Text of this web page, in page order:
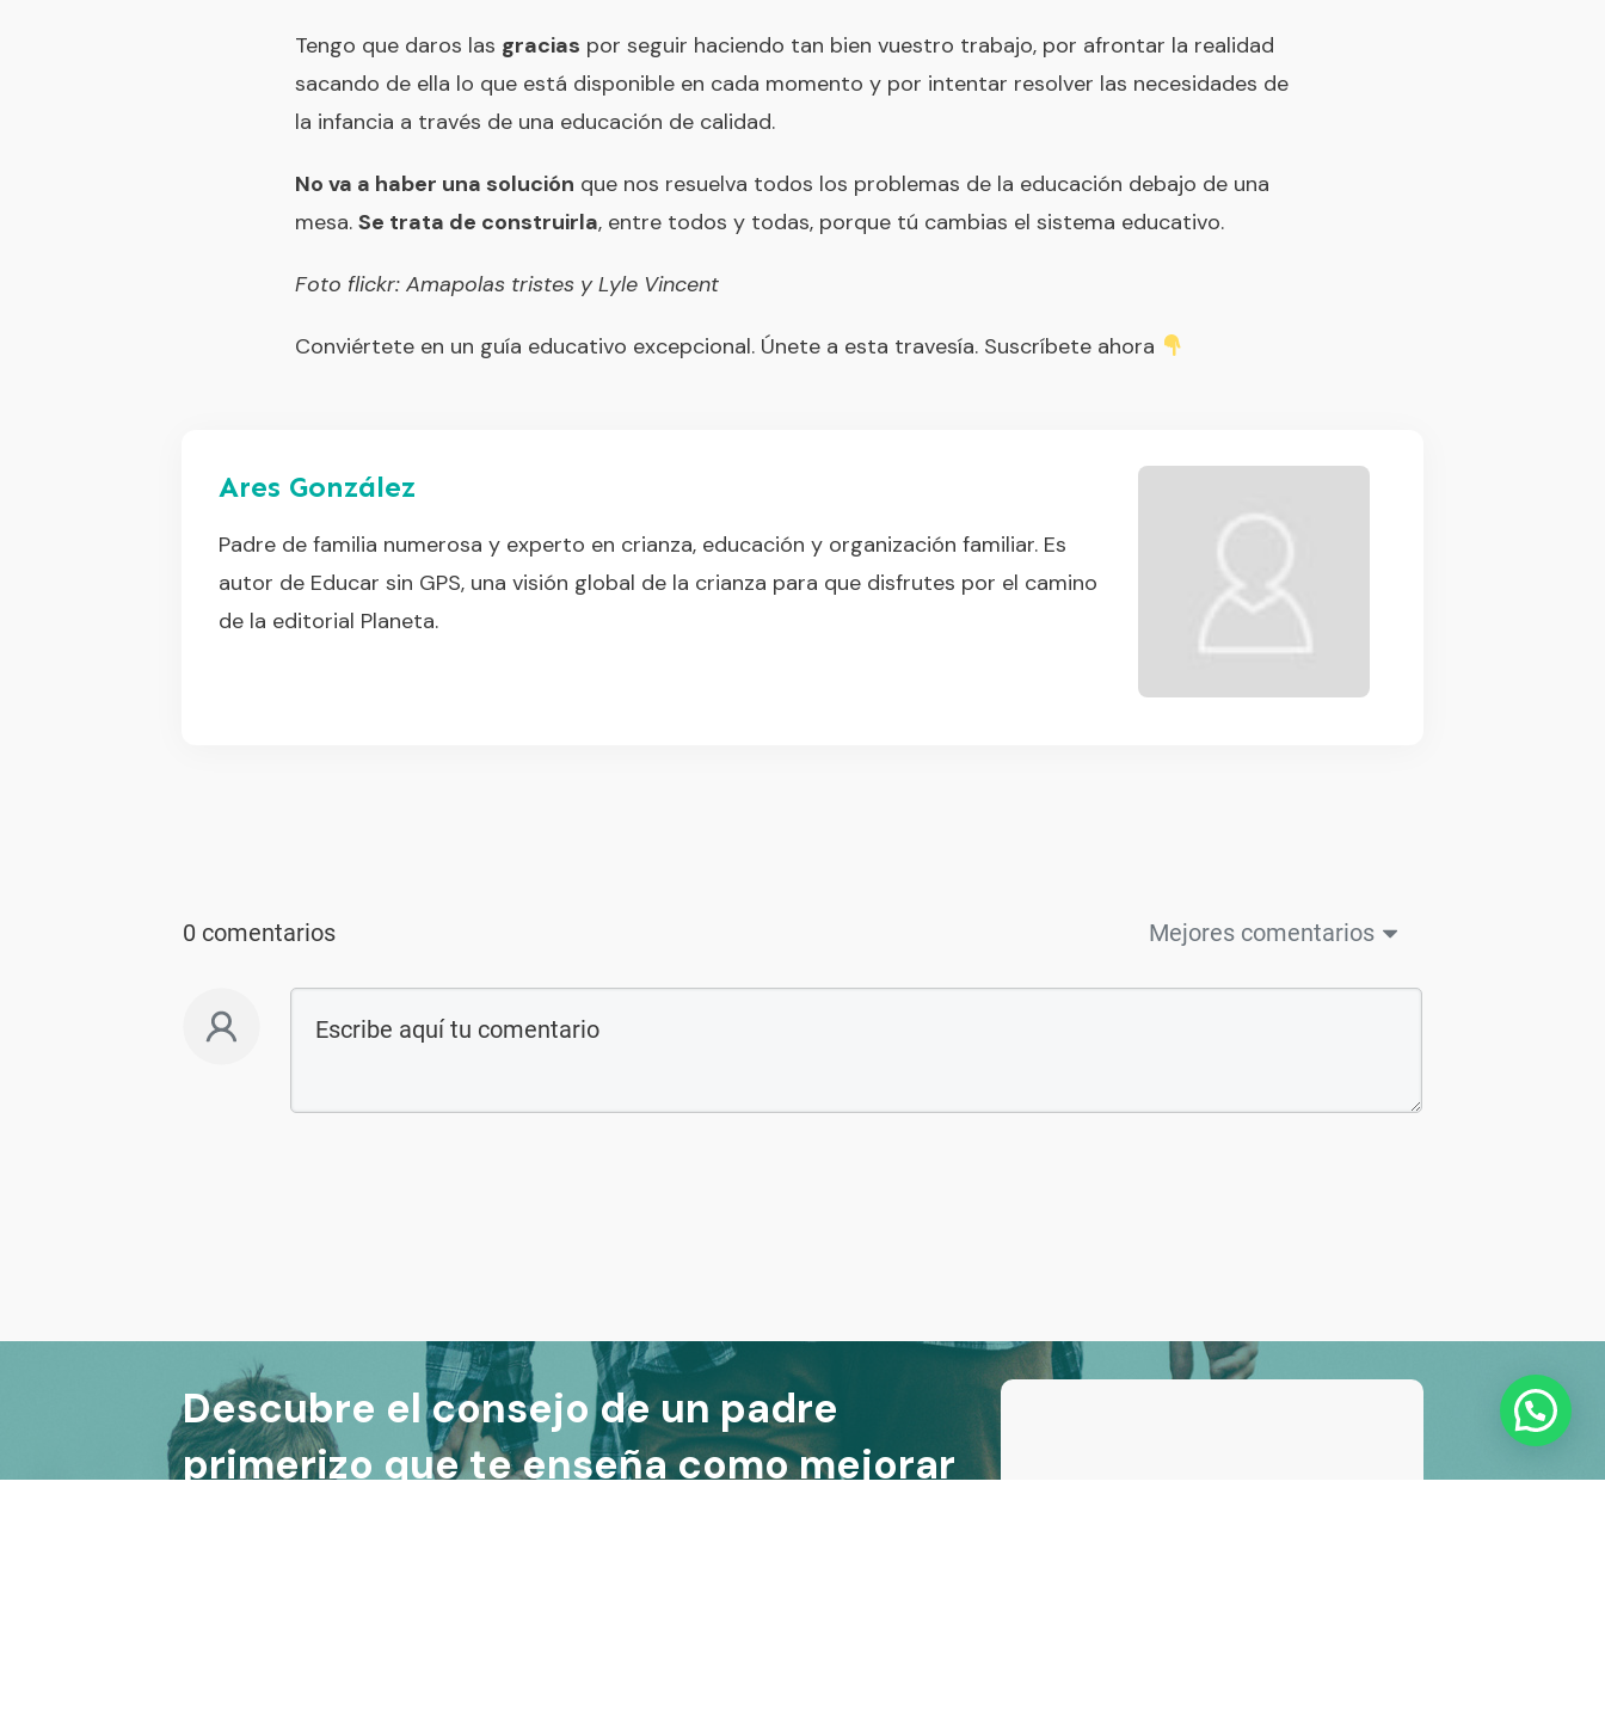
Tengo que daros las gracias por seguir haciendo tan bien vuestro trabajo, por afrontar la realidad
sacando de ella lo que está disponible en cada momento y por intentar resolver las necesidades de
la infancia a través de una educación de calidad.
No va a haber una solución que nos resuelva todos los problemas de la educación debajo de una
mesa. Se trata de construirla, entre todos y todas, porque tú cambias el sistema educativo.
Foto flickr: Amapolas tristes yLyle Vincent
Conviértete en un guía educativo excepcional. Únete a esta travesía. Suscríbete ahora
Ares González
Padre de familia numerosa y experto en crianza, educación y organización familiar. Es
autor de Educar sin GPS, una visión global de la crianza para que disfrutes por el camino
de la editorial Planeta.
0 comentarios Mejores comentarios
Descubre el consejo de un padre
primerizo que te enseña como mejorar